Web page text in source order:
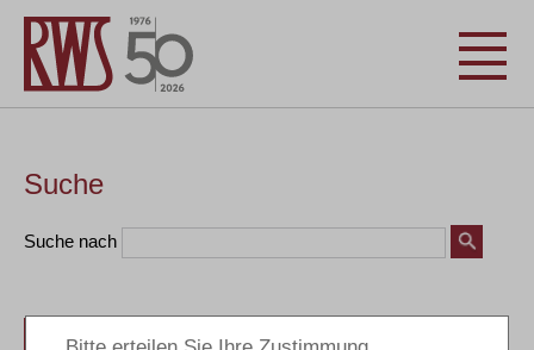
Suche
Suche nach
Bücher Seminare Zeitschriften